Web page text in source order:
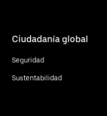
Ciudadanía global
Seguridad
Sustentabilidad